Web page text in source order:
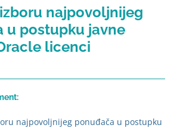
najpovoljnijeg
u postupku javne
licenci
najpovoljnijeg ponuđača u postupku